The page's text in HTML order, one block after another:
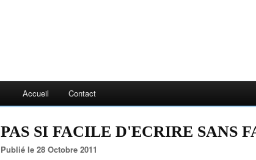
Accueil Contact
PAS SI FACILE D'ECRIRE SANS
Publié le 28 Octobre 2011